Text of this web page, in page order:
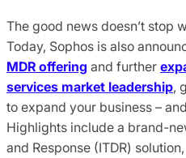
The good news doesn’t stop
Today, Sophos is also
MDR offering and further
services market leadership,
to expand your business –
Highlights include a brand-
and Response (ITDR)